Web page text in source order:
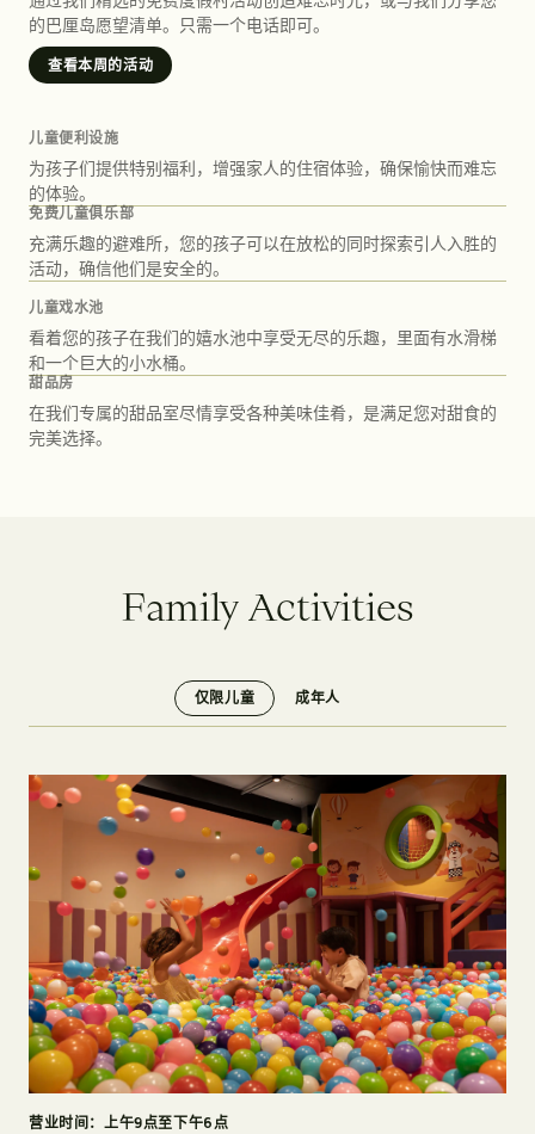
的巴厘岛愿望清单。只需一个电话即可。
查看本周的活动
儿童便利设施
为孩子们提供特别福利，增强家人的住宿体验，确保愉快而难忘
的体验。
免费儿童俱乐部
充满乐趣的避难所，您的孩子可以在放松的同时探索引人入胜的
活动，确信他们是安全的。
儿童戏水池
看着您的孩子在我们的嬉水池中享受无尽的乐趣，里面有水滑梯
和一个巨大的小水桶。
甜品房
在我们专属的甜品室尽情享受各种美味佳肴，是满足您对甜食的
完美选择。
FamilyActivities
仅限儿童 成年人
营业时间：上午9点至下午6点